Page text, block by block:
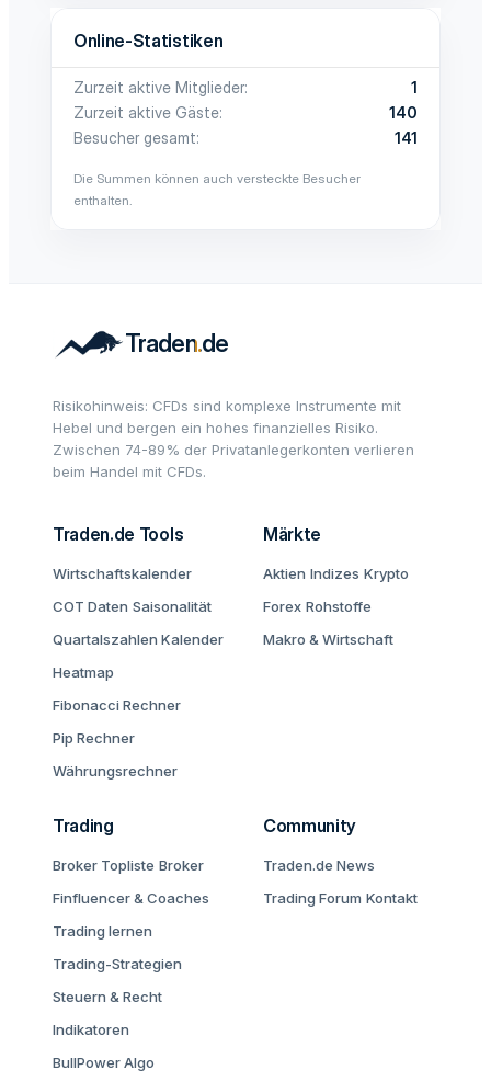
Online-Statistiken
Zurzeit aktive Mitglieder
1
Zurzeit aktive Gäste
140
Besucher gesamt
141
Die Summen können auch versteckte Besucher
enthalten.
Risikohinweis: CFDs sind komplexe Instrumente mit
Hebel und bergen ein hohes finanzielles Risiko.
Zwischen 74-89% der Privatanlegerkonten verlieren
beim Handel mit CFDs.
Traden.de Tools
Wirtschaftskalender
COT Daten Saisonalität
Quartalszahlen Kalender
Heatmap
Fibonacci Rechner
Pip Rechner
Währungsrechner
Märkte
Aktien Indizes Krypto
Forex Rohstoffe
Makro & Wirtschaft
Trading
Broker Topliste Broker
Finfluencer & Coaches
Trading lernen
Trading-Strategien
Steuern & Recht
Indikatoren
BullPower Algo
Community
Traden.de News
Trading Forum Kontakt